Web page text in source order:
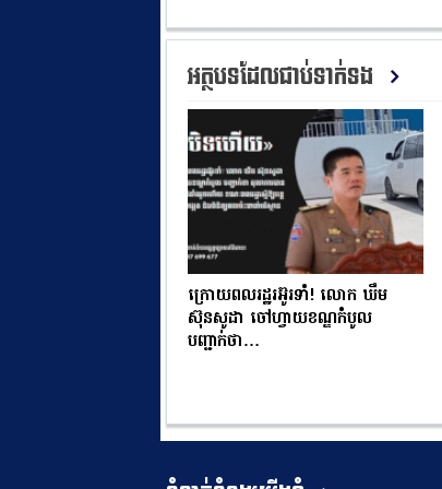
អត្ថបទដែលជាប់ទាក់ទង
ក្រោយពលរដ្ឋរអ៊ូរទាំ! លោក ឃឹម
ស៊ុនសូដា ចៅហ្វាយខណ្ឌកំបូល
បញ្ជាក់ថា…